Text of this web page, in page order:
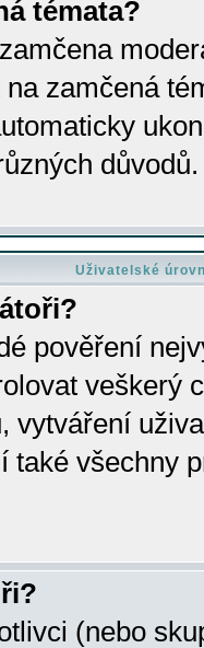
témata?
zamčená
důvodů.
Uživatelské
pověření
veškerý
vytváření
také všechny
(nebo